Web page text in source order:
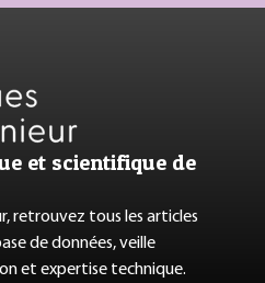
et scientifique de
retrouvez tous les articles
de données, veille
et expertise technique.